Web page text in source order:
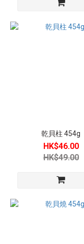
乾貝柱 454g
HK$46.00
HK$49.00